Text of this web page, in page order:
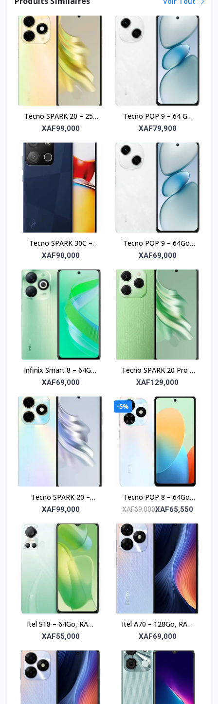
Tecno SPARK 20 – 256
Go, 8 Go RAM, écran
XAF99,000
Tecno POP 9 – 64 Go
de stockage, 3 Go de
XAF79,900
Tecno SPARK 30C –
128Go, RAM 4Go, écran
XAF90,000
Tecno POP 9 – 64Go,
RAM 3Go, écran 6.6’’
XAF69,000
Infinix Smart 8 – 64Go,
RAM 4Go, écran 6.6’’
XAF69,000
Tecno SPARK 20 Pro –
256Go, RAM 8Go, écran
XAF129,000
Tecno SPARK 20 –
128Go, RAM 8Go, écran
XAF99,000
-5%
Tecno POP 8 – 64Go,
RAM 3Go, écran 6.6’’
XAF69,000XAF65,550
Itel S18 – 64Go, RAM
4Go, Photo 8MP, écran
XAF55,000
Itel A70 – 128Go, RAM
8Go, écran 6.6’’
XAF69,000